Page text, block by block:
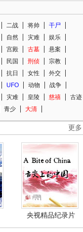
二战 将帅
干尸
自然 灾难
娱乐
宫殿 古墓
悬案
民国 刑侦
宗教
抗日 女性
外交
UFO 动物
战争
灾难 皇陵 慈禧
古迹
青少 大清
更多
央视精品纪录片